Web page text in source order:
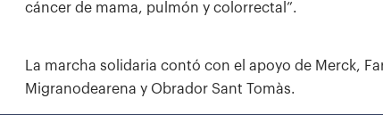
cáncer de mama, pulmón y colorrectal”.
La marcha solidaria contó con el apoyo de Merck,
Migranodearena y Obrador Sant Tomàs.